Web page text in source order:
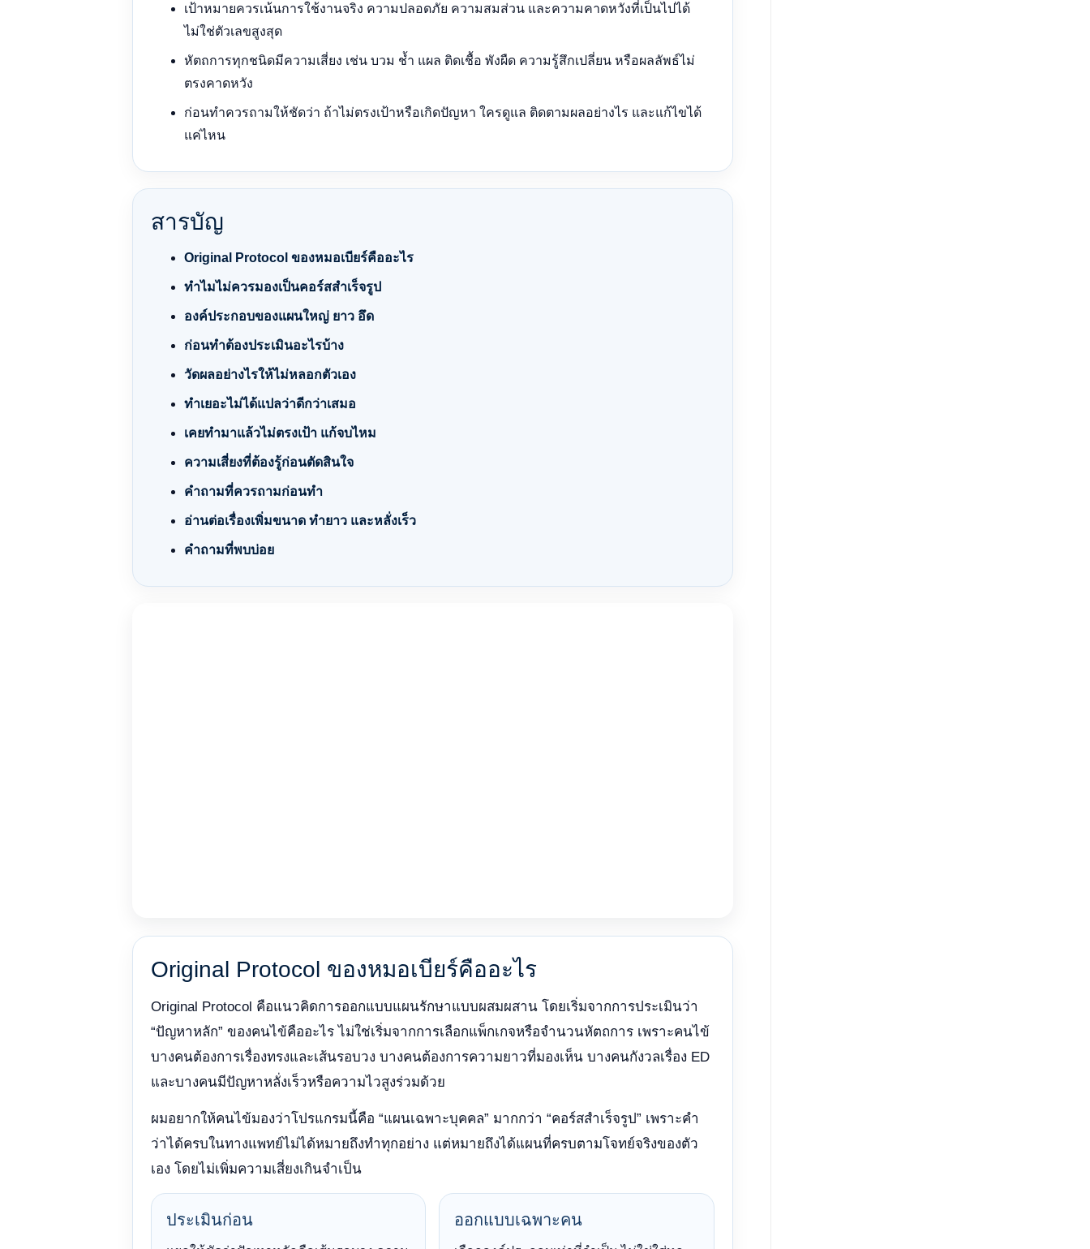
เป้าหมายควรเน้นการใช้งานจริง ความปลอดภัย ความสมส่วน และความคาดหวังที่เป็นไปได้
ไม่ใช่ตัวเลขสูงสุด
หัตถการทุกชนิดมีความเสี่ยง เช่น บวม ช้ำ แผล ติดเชื้อ พังผืด ความรู้สึกเปลี่ยน หรือผลลัพธ์ไม่
ตรงคาดหวัง
ก่อนทำควรถามให้ชัดว่า ถ้าไม่ตรงเป้าหรือเกิดปัญหา ใครดูแล ติดตามผลอย่างไร และแก้ไขได้
แค่ไหน
สารบัญ
Original Protocol ของหมอเบียร์คืออะไร
ทำไมไม่ควรมองเป็นคอร์สสำเร็จรูป
องค์ประกอบของแผนใหญ่ ยาว อึด
ก่อนทำต้องประเมินอะไรบ้าง
วัดผลอย่างไรให้ไม่หลอกตัวเอง
ทำเยอะไม่ได้แปลว่าดีกว่าเสมอ
เคยทำมาแล้วไม่ตรงเป้า แก้จบไหม
ความเสี่ยงที่ต้องรู้ก่อนตัดสินใจ
คำถามที่ควรถามก่อนทำ
อ่านต่อเรื่องเพิ่มขนาด ทำยาว และหลั่งเร็ว
คำถามที่พบบ่อย
Original Protocol ของหมอเบียร์คืออะไร
Original Protocol คือแนวคิดการออกแบบแผนรักษาแบบผสมผสาน โดยเริ่มจากการประเมินว่า
“ปัญหาหลัก” ของคนไข้คืออะไร ไม่ใช่เริ่มจากการเลือกแพ็กเกจหรือจำนวนหัตถการ เพราะคนไข้
บางคนต้องการเรื่องทรงและเส้นรอบวง บางคนต้องการความยาวที่มองเห็น บางคนกังวลเรื่อง ED
และบางคนมีปัญหาหลั่งเร็วหรือความไวสูงร่วมด้วย
ผมอยากให้คนไข้มองว่าโปรแกรมนี้คือ “แผนเฉพาะบุคคล” มากกว่า “คอร์สสำเร็จรูป” เพราะคำ
ว่าได้ครบในทางแพทย์ไม่ได้หมายถึงทำทุกอย่าง แต่หมายถึงได้แผนที่ครบตามโจทย์จริงของตัว
เอง โดยไม่เพิ่มความเสี่ยงเกินจำเป็น
ประเมินก่อน ออกแบบเฉพาะคน